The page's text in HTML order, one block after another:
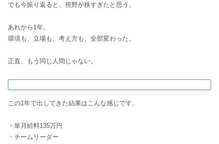
でも今振り返ると、視野が狭すぎたと思う。
あれから1年。
環境も、立場も、考え方も、全部変わった。
正直、もう同じ人間じゃない。
この1年で出してきた結果はこんな感じです。
・単月給料135万円
・チームリーダー